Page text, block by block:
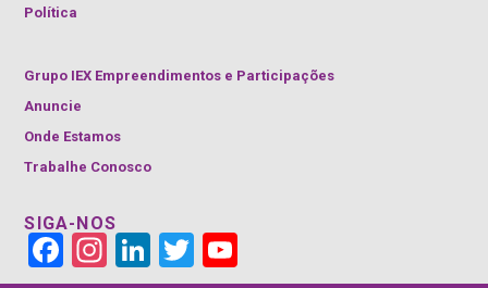
Política
Grupo IEX Empreendimentos e Participações
Anuncie
Onde Estamos
Trabalhe Conosco
SIGA-NOS
Face
book
Insta
gra
m
Link
edIn
Twitt
er
Cha